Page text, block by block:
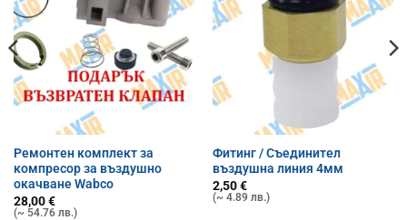
Ремонтен комплект за
компресор за въздушно
окачване Wabco
28,00€
(~ 54.76 лв.)
Фитинг / Съединител
въздушна линия 4мм
2,50€
(~ 4.89 лв.)